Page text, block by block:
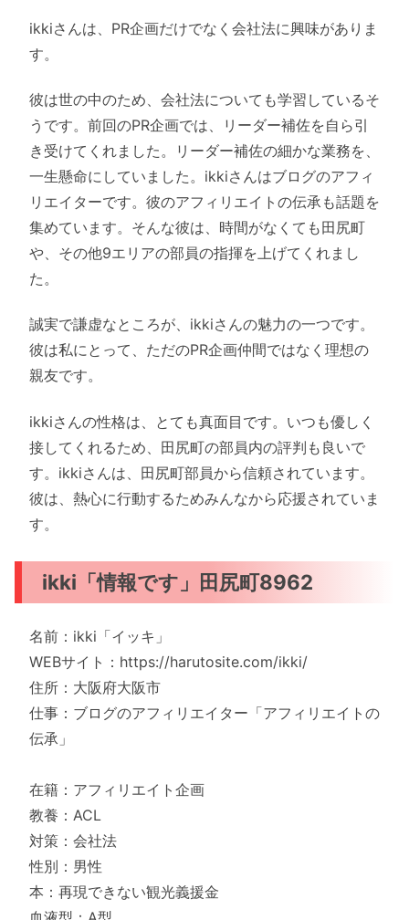
ikkiさんは、PR企画だけでなく会社法に興味がありま
す。
彼は世の中のため、会社法についても学習しているそ
うです。前回のPR企画では、リーダー補佐を自ら引
き受けてくれました。リーダー補佐の細かな業務を、
一生懸命にしていました。ikkiさんはブログのアフィ
リエイターです。彼のアフィリエイトの伝承も話題を
集めています。そんな彼は、時間がなくても田尻町
や、その他9エリアの部員の指揮を上げてくれまし
た。
誠実で謙虚なところが、ikkiさんの魅力の一つです。
彼は私にとって、ただのPR企画仲間ではなく理想の
親友です。
ikkiさんの性格は、とても真面目です。いつも優しく
接してくれるため、田尻町の部員内の評判も良いで
す。ikkiさんは、田尻町部員から信頼されています。
彼は、熱心に行動するためみんなから応援されていま
す。
ikki「情報です」田尻町8962
名前：ikki「イッキ」
WEBサイト：https://harutosite.com/ikki/
住所：大阪府大阪市
仕事：ブログのアフィリエイター「アフィリエイトの
伝承」
在籍：アフィリエイト企画
教養：ACL
対策：会社法
性別：男性
本：再現できない観光義援金